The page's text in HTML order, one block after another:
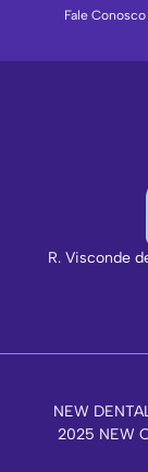
Fale Conosco
R. Visconde
NEW
2025 NEW